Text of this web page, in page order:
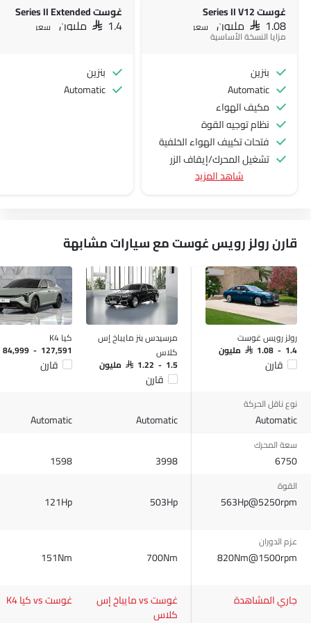
غوست Series II V12
SAR 1.08 مليون سعر
مزايا النسخة الأساسية
بنزين
Automatic
مكيف الهواء
نظام توجيه القوة
فتحات تكييف الهواء الخلفية
تشغيل المحرك/إيقاف الزر
منفذ الطاقة الملحق
جبهة المتحدثين
مكبرات الصوت الخلفية
اتصال بلوتوث
المدخل المساعد وUSB
التحكم التلقائي في المناخ
سيطرة على جودة الهواء
نوافذ كهربائية أمامية
نوافذ كهربائية خلفية
ضوء تحذير منخفض من الوقود
مقاعد قابلة للتعديل
مسند رأس المقعد الخلفي
دعم المقعد القطني
مقاعد جلدية
حامل زجاجة
ضوء الجذع
مرآة الزينة
قفل مركزي
شاهد المزيد
غوست Series II Extended
SAR 1.4 مليون سعر
بنزين
Automatic
قارن رولز رويس غوست مع سيارات مشابهة
رولز رويس غوست
SAR 1.08 - 1.4 مليون
قارن
مرسيدس بنز مايباخ إس
كلاس
SAR 1.22 - 1.5 مليون
قارن
كيا K4
84,999 - 127,591
قارن
نوع ناقل الحركة
Automatic
Automatic
Automatic
سعة المحرك
6750
3998
1598
القوة
563Hp@5250rpm
503Hp
121Hp
عزم الدوران
820Nm@1500rpm
700Nm
151Nm
جاري المشاهدة
غوست vs مايباخ إس
كلاس
غوست vs كيا K4